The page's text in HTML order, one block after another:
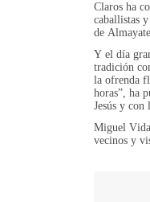
Claros ha
caballistas
de
Y el día
tradición
la ofrenda
horas”, ha
Jesús y
Miguel
vecinos y